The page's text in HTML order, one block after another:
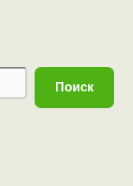
Поиск